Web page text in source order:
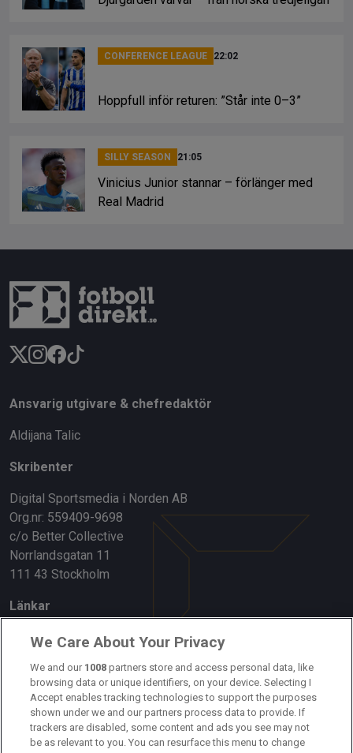
CONFERENCE LEAGUE 22:02
Hoppfull inför returen: ”Står inte 0–3”
SILLY SEASON 21:05
Vinicius Junior stannar – förlänger med
Real Madrid
Ansvarig utgivare & chefredaktör
Aldijana Talic
Skribenter
Digital Sportsmedia i Norden AB
Org.nr: 559409-9698
c/o Better Collective
Norrlandsgatan 11
111 43 Stockholm
Länkar
Om oss
Kontakta oss
Kundtjänst
Sponsor: Rekatochklart
We Care About Your Privacy
We and our 1008 partners store and access personal data, like
browsing data or unique identifiers, on your device. Selecting I
Accept enables tracking technologies to support the purposes
shown under we and our partners process data to provide. If
trackers are disabled, some content and ads you see may not
be as relevant to you. You can resurface this menu to change